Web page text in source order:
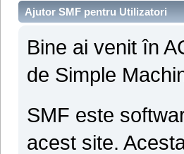
Ajutor SMF pentru Utilizatori
Bine ai venit în
de Simple
SMF este
acest site.